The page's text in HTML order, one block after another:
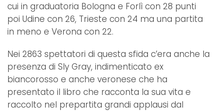
cui in graduatoria Bologna e Forlì con 28 punti
poi Udine con 26, Trieste con 24 ma una partita
in meno e Verona con 22.
Nei 2863 spettatori di questa sfida c’era anche la
presenza di Sly Gray, indimenticato ex
biancorosso e anche veronese che ha
presentato il libro che racconta la sua vita e
raccolto nel prepartita grandi applausi dal